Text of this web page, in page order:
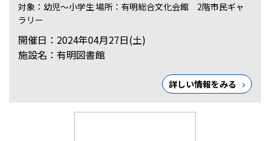
対象：幼児～小学生 場所：有明総合文化会館 2階市民ギャ
ラリー
開催日：2024年04月27日(土)
施設名：有明図書館
詳しい情報をみる